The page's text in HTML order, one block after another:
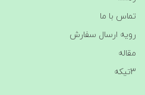
تماس با ما
رویه ارسال سفارش
مقاله
3تیکه